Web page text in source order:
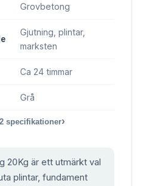
Grovbetong
Gjutning, plintar,
marksten
Ca 24 timmar
Grå
specifikationer›
20Kg är ett utmärkt val
plintar, fundament